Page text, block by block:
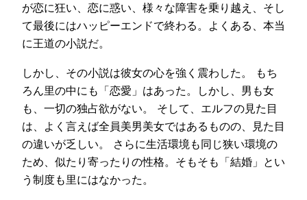
が恋に狂い、恋に惑い、様々な障害を乗り越え、そし
て最後にはハッピーエンドで終わる。よくある、本当
に王道の小説だ。
しかし、その小説は彼女の心を強く震わした。 もち
ろん里の中にも「恋愛」はあった。しかし、男も女
も、一切の独占欲がない。 そして、エルフの見た目
は、よく言えば全員美男美女ではあるものの、見た目
の違いが乏しい。 さらに生活環境も同じ狭い環境の
ため、似たり寄ったりの性格。そもそも「結婚」とい
う制度も里にはなかった。